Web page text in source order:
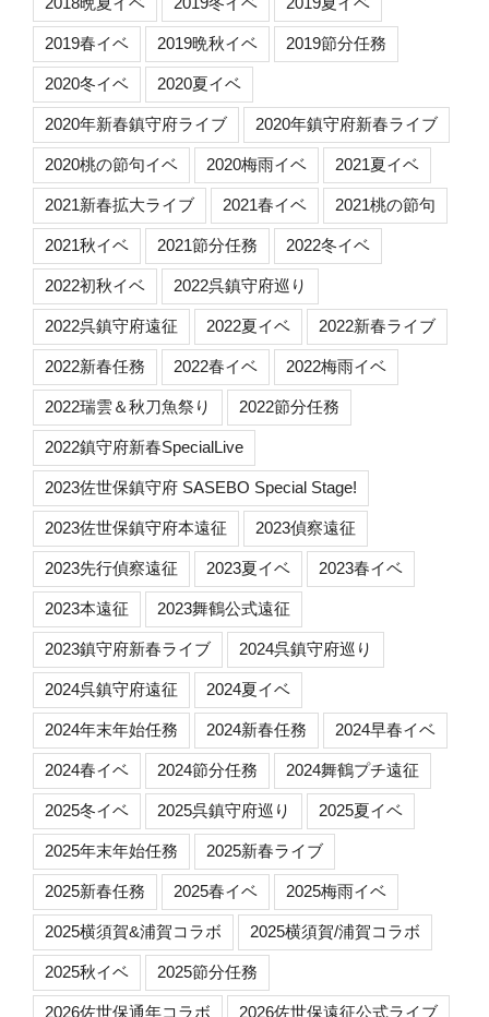
2019春イベ 2019晩秋イベ 2019節分任務
2020冬イベ 2020夏イベ
2020年新春鎮守府ライブ 2020年鎮守府新春ライブ
2020桃の節句イベ 2020梅雨イベ 2021夏イベ
2021新春拡大ライブ 2021春イベ 2021桃の節句
2021秋イベ 2021節分任務 2022冬イベ
2022初秋イベ 2022呉鎮守府巡り
2022呉鎮守府遠征 2022夏イベ 2022新春ライブ
2022新春任務 2022春イベ 2022梅雨イベ
2022瑞雲＆秋刀魚祭り 2022節分任務
2022鎮守府新春SpecialLive
2023佐世保鎮守府 SASEBO Special Stage!
2023佐世保鎮守府本遠征 2023偵察遠征
2023先行偵察遠征 2023夏イベ 2023春イベ
2023本遠征 2023舞鶴公式遠征
2023鎮守府新春ライブ 2024呉鎮守府巡り
2024呉鎮守府遠征 2024夏イベ
2024年末年始任務 2024新春任務 2024早春イベ
2024春イベ 2024節分任務 2024舞鶴プチ遠征
2025冬イベ 2025呉鎮守府巡り 2025夏イベ
2025年末年始任務 2025新春ライブ
2025新春任務 2025春イベ 2025梅雨イベ
2025横須賀&浦賀コラボ 2025横須賀/浦賀コラボ
2025秋イベ 2025節分任務
2026佐世保通年コラボ 2026佐世保遠征公式ライブ